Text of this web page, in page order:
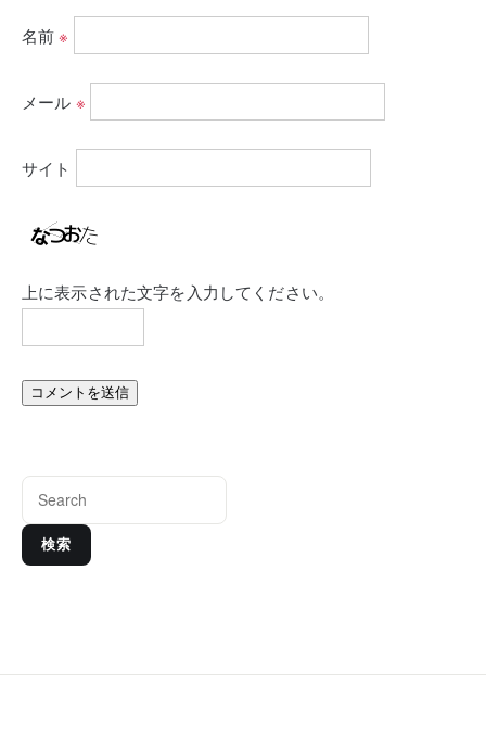
名前※
メール ※
サイト
上に表示された文字を入力してください。
検索